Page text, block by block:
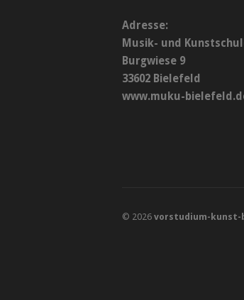
Adresse:
Musik- und
Burgwiese 9
33602 Bielefeld
www.muku-
© 2026 vorstudium-kunst-